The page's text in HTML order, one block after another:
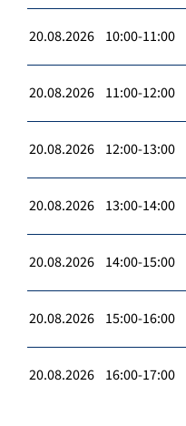
20.08.2026 10:00-11:00
20.08.2026 11:00-12:00
20.08.2026 12:00-13:00
20.08.2026 13:00-14:00
20.08.2026 14:00-15:00
20.08.2026 15:00-16:00
20.08.2026 16:00-17:00